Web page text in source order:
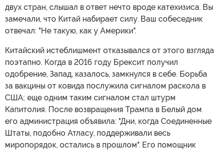
двух стран, слышал в ответ нечто вроде катехизиса. Вы
замечали, что Китай набирает силу. Ваш собеседник
отвечал: "Не такую, как у Америки".
Китайский истеблишмент отказывался от этого взгляда
поэтапно. Когда в 2016 году Брексит получил
одобрение, Запад, казалось, замкнулся в себе. Борьба
за вакцины от ковида послужила сигналом раскола в
США; еще одним таким сигналом стал штурм
Капитолия. После возвращения Трампа в Белый дом
его администрация объявила: "Дни, когда Соединенные
Штаты, подобно Атласу, поддерживали весь
миропорядок, остались в прошлом". Его помощник